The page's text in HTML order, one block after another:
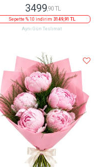
3499 ,90 TL
Sepette % 10 indirim 3149,91 TL
Aynı Gün Teslimat